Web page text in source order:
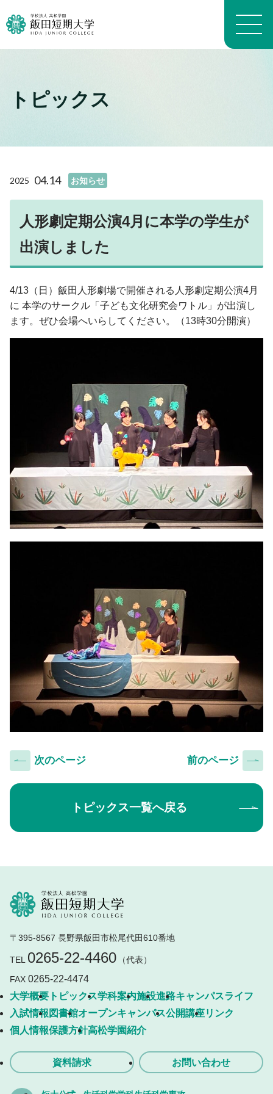
大学概要トップ
学科・専攻の教育目的
教員プロフィール（名前）
沿革
よくある質問 FAQ
財務情報
学科案内トップ
生活科学学科介護福祉専攻
生活科学学科食物栄養専攻
幼児教育学科
養護教育専攻
地域看護学専攻
助産学専攻
基礎教養科目・ゼミナール
施設トップ
キャンパスマップ
進路トップ
就職
進学・編入学
卒業生インタビュー
キャンパスライフトップ
イベント
学生生活経済学
入試情報トップ
交通案内
図書館トップ
利用案内
利用規程
オープンキャンパス
地域連携センター
出張講座・出前講座・講師派遣
その他の講座一覧
子育て支援・わいわいひろば
トピックス
2025 04.14 お知らせ
人形劇定期公演4月に本学の学生が
出演しました
4/13（日）飯田人形劇場で開催される人形劇定期公演4月
に 本学のサークル「子ども文化研究会ワトル」が出演し
ます。ぜひ会場へいらしてください。（13時30分開演）
前のページ
次のページ
トピックス一覧へ戻る
〒395-8567 長野県飯田市松尾代田610番地
TEL 0265-22-4460
（代表）
FAX 0265-22-4474
大学概要 トピックス学科案内施設進路キャンパスライフ
入試情報 図書館オープンキャンパス公開講座リンク
個人情報保護方針高松学園紹介
資料請求 お問い合わせ